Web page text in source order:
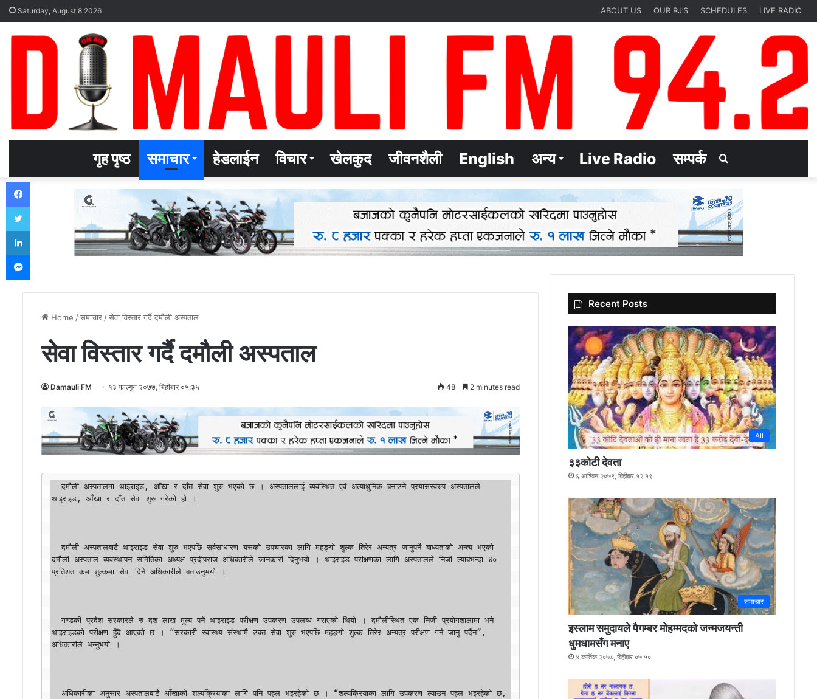
Saturday, August 8 2026 ABOUT US OUR RJ’S SCHEDULES LIVE RADIO
गृह पृष्ठ समाचार हेडलाईन विचार खेलकुद जीवनशैली English अन्य Live Radio सम्पर्क
for
Home /समाचार /सेवा विस्तार गर्दै दमौली अस्पताल
सेवा विस्तार गर्दै दमौली अस्पताल
Damauli FM १३ फाल्गुन २०७७, बिहीबार ०५:३५ 48 2 minutes read
  दमौली अस्पतालमा थाइराइड, आँखा र दाँत सेवा शुरु भएको छ । अस्पताललाई व्यवस्थित एवं अत्याधुनिक बनाउने प्रयासस्वरुप अस्पतालले
थाइराइड, आँखा र दाँत सेवा शुरु गरेको हो ।
  दमौली अस्पतालबाटै थाइराइड सेवा शुरु भएपछि सर्वसाधारण यसको उपचारका लागि महङ्गो शुल्क तिरेर अन्यत्र जानुपर्ने बाध्यताको अन्त्य भएको
दमौली अस्पताल व्यवस्थापन समितिका अध्यक्ष प्रदीपराज अधिकारीले जानकारी दिनुभयो । थाइराइड परीक्षणका लागि अस्पतालले निजी ल्याबभन्दा ४०
प्रतिशत कम शुल्कमा सेवा दिने अधिकारीले बताउनुभयो ।
  गण्डकी प्रदेश सरकारले रु दश लाख मूल्य पर्ने थाइराइड परीक्षण उपकरण उपलब्ध गराएको थियो । दमौलीस्थित एक निजी प्रयोगशालामा भने
थाइराइडको परीक्षण हुँदै आएको छ । “सरकारी स्वास्थ्य संस्थामै उक्त सेवा शुरु भएपछि महङ्गो शुल्क तिरेर अन्यत्र परीक्षण गर्न जानु पर्दैन”,
अधिकारीले भन्नुभयो ।
  अधिकारीका अनुसार अस्पतालबाटै आँखाको शल्यक्रियाका लागि पनि पहल भइरहेको छ । “शल्यक्रियाका लागि उपकरण ल्याउन पहल भइरहेको छ,
Recent Posts
All
३३कोटी देवता
६ आश्विन २०७९, बिहीबार १२:१९
समाचार
इस्लाम समुदायले पैगम्बर मोहम्मदको जन्मजयन्ती
धुमधामसँग मनाए
४ कार्तिक २०७८, बिहीबार ०७:५०
Facebook
Twitter
LinkedIn
Messenger